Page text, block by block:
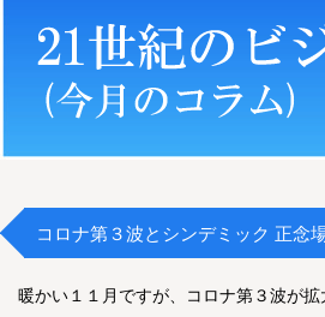
コロナ第３波とシンデミック 正念
暖かい１１月ですが、コロナ第３波が拡